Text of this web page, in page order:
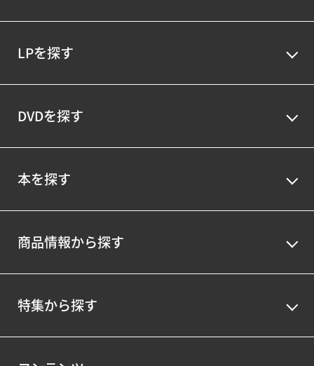
LPを探す
DVDを探す
本を探す
商品情報から探す
特集から探す